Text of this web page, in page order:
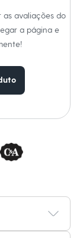
as avaliações do
a página e
Íntima